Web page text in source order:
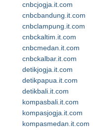
cnbcjogja.it.com
cnbcbandung.it.com
cnbclampung.it.com
cnbckaltim.it.com
cnbcmedan.it.com
cnbckalbar.it.com
detikjogja.it.com
detikpapua.it.com
detikbali.it.com
kompasbali.it.com
kompasjogja.it.com
kompasmedan.it.com